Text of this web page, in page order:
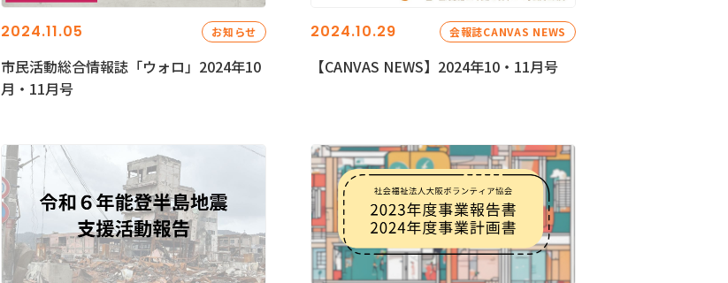
2024.11.05 お知らせ
市民活動総合情報誌「ウォロ」2024年10
月・11月号
2024.10.29 会報誌CANVAS NEWS
【CANVAS NEWS】2024年10・11月号